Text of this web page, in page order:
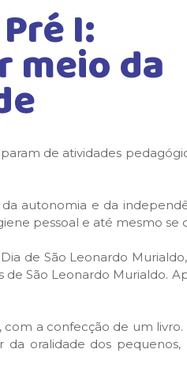
I:
meio da
de atividades
autonomia e da
pessoal e até mesmo se
de São Leonardo
São Leonardo Murialdo.
a confecção de um
oralidade dos